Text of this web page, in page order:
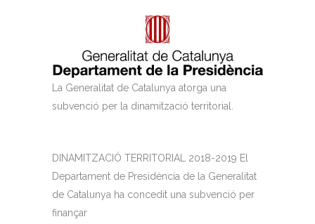
La Generalitat de Catalunya atorga una
subvenció per la dinamització territorial.
DINAMITZACIÓ TERRITORIAL 2018-2019 El
Departament de Presidència de la Generalitat
de Catalunya ha concedit una subvenció per
finançar